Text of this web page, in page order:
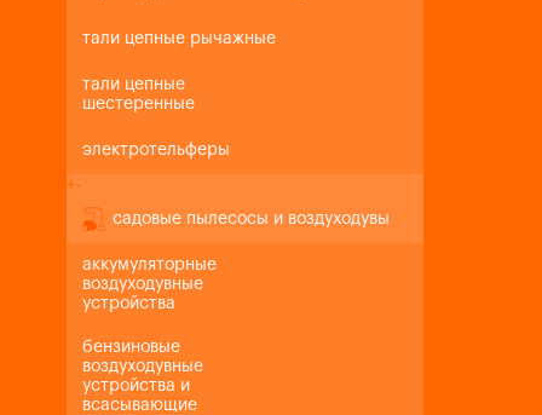
тали цепные рычажные
тали цепные
шестеренные
электротельферы
+-
садовые пылесосы и воздуходувы
аккумуляторные
воздуходувные
устройства
бензиновые
воздуходувные
устройства и
всасывающие